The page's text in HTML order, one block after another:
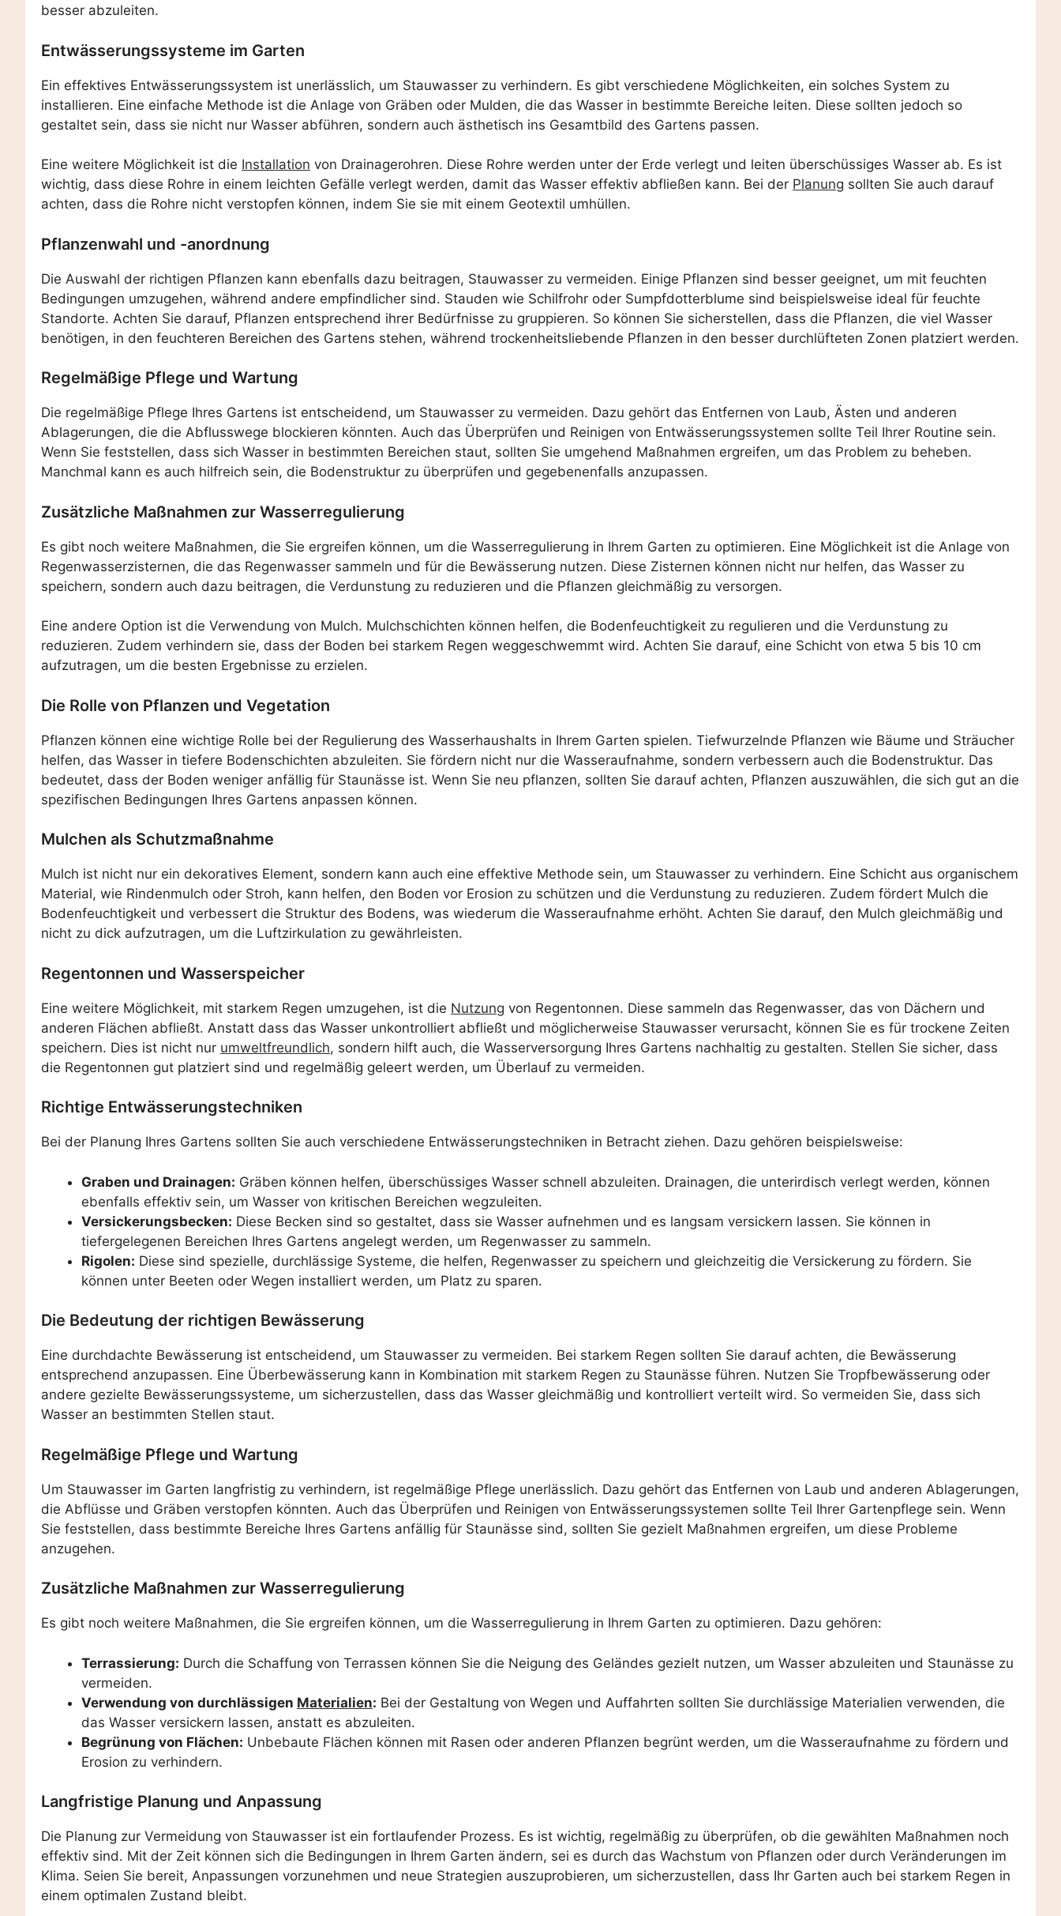
besser abzuleiten.
Entwässerungssysteme im Garten
Ein effektives Entwässerungssystem ist unerlässlich, um Stauwasser zu verhindern. Es gibt verschiedene Möglichkeiten, ein solches System zu
installieren. Eine einfache Methode ist die Anlage von Gräben oder Mulden, die das Wasser in bestimmte Bereiche leiten. Diese sollten jedoch so
gestaltet sein, dass sie nicht nur Wasser abführen, sondern auch ästhetisch ins Gesamtbild des Gartens passen.
Eine weitere Möglichkeit ist die Installation von Drainagerohren. Diese Rohre werden unter der Erde verlegt und leiten überschüssiges Wasser ab. Es ist
wichtig, dass diese Rohre in einem leichten Gefälle verlegt werden, damit das Wasser effektiv abfließen kann. Bei der Planung sollten Sie auch darauf
achten, dass die Rohre nicht verstopfen können, indem Sie sie mit einem Geotextil umhüllen.
Pflanzenwahl und -anordnung
Die Auswahl der richtigen Pflanzen kann ebenfalls dazu beitragen, Stauwasser zu vermeiden. Einige Pflanzen sind besser geeignet, um mit feuchten
Bedingungen umzugehen, während andere empfindlicher sind. Stauden wie Schilfrohr oder Sumpfdotterblume sind beispielsweise ideal für feuchte
Standorte. Achten Sie darauf, Pflanzen entsprechend ihrer Bedürfnisse zu gruppieren. So können Sie sicherstellen, dass die Pflanzen, die viel Wasser
benötigen, in den feuchteren Bereichen des Gartens stehen, während trockenheitsliebende Pflanzen in den besser durchlüfteten Zonen platziert werden.
Regelmäßige Pflege und Wartung
Die regelmäßige Pflege Ihres Gartens ist entscheidend, um Stauwasser zu vermeiden. Dazu gehört das Entfernen von Laub, Ästen und anderen
Ablagerungen, die die Abflusswege blockieren könnten. Auch das Überprüfen und Reinigen von Entwässerungssystemen sollte Teil Ihrer Routine sein.
Wenn Sie feststellen, dass sich Wasser in bestimmten Bereichen staut, sollten Sie umgehend Maßnahmen ergreifen, um das Problem zu beheben.
Manchmal kann es auch hilfreich sein, die Bodenstruktur zu überprüfen und gegebenenfalls anzupassen.
Zusätzliche Maßnahmen zur Wasserregulierung
Es gibt noch weitere Maßnahmen, die Sie ergreifen können, um die Wasserregulierung in Ihrem Garten zu optimieren. Eine Möglichkeit ist die Anlage von
Regenwasserzisternen, die das Regenwasser sammeln und für die Bewässerung nutzen. Diese Zisternen können nicht nur helfen, das Wasser zu
speichern, sondern auch dazu beitragen, die Verdunstung zu reduzieren und die Pflanzen gleichmäßig zu versorgen.
Eine andere Option ist die Verwendung von Mulch. Mulchschichten können helfen, die Bodenfeuchtigkeit zu regulieren und die Verdunstung zu
reduzieren. Zudem verhindern sie, dass der Boden bei starkem Regen weggeschwemmt wird. Achten Sie darauf, eine Schicht von etwa 5 bis 10 cm
aufzutragen, um die besten Ergebnisse zu erzielen.
Die Rolle von Pflanzen und Vegetation
Pflanzen können eine wichtige Rolle bei der Regulierung des Wasserhaushalts in Ihrem Garten spielen. Tiefwurzelnde Pflanzen wie Bäume und Sträucher
helfen, das Wasser in tiefere Bodenschichten abzuleiten. Sie fördern nicht nur die Wasseraufnahme, sondern verbessern auch die Bodenstruktur. Das
bedeutet, dass der Boden weniger anfällig für Staunässe ist. Wenn Sie neu pflanzen, sollten Sie darauf achten, Pflanzen auszuwählen, die sich gut an die
spezifischen Bedingungen Ihres Gartens anpassen können.
Mulchen als Schutzmaßnahme
Mulch ist nicht nur ein dekoratives Element, sondern kann auch eine effektive Methode sein, um Stauwasser zu verhindern. Eine Schicht aus organischem
Material, wie Rindenmulch oder Stroh, kann helfen, den Boden vor Erosion zu schützen und die Verdunstung zu reduzieren. Zudem fördert Mulch die
Bodenfeuchtigkeit und verbessert die Struktur des Bodens, was wiederum die Wasseraufnahme erhöht. Achten Sie darauf, den Mulch gleichmäßig und
nicht zu dick aufzutragen, um die Luftzirkulation zu gewährleisten.
Regentonnen und Wasserspeicher
Eine weitere Möglichkeit, mit starkem Regen umzugehen, ist die Nutzung von Regentonnen. Diese sammeln das Regenwasser, das von Dächern und
anderen Flächen abfließt. Anstatt dass das Wasser unkontrolliert abfließt und möglicherweise Stauwasser verursacht, können Sie es für trockene Zeiten
speichern. Dies ist nicht nur umweltfreundlich, sondern hilft auch, die Wasserversorgung Ihres Gartens nachhaltig zu gestalten. Stellen Sie sicher, dass
die Regentonnen gut platziert sind und regelmäßig geleert werden, um Überlauf zu vermeiden.
Richtige Entwässerungstechniken
Bei der Planung Ihres Gartens sollten Sie auch verschiedene Entwässerungstechniken in Betracht ziehen. Dazu gehören beispielsweise:
Graben und Drainagen: Gräben können helfen, überschüssiges Wasser schnell abzuleiten. Drainagen, die unterirdisch verlegt werden, können
ebenfalls effektiv sein, um Wasser von kritischen Bereichen wegzuleiten.
Versickerungsbecken: Diese Becken sind so gestaltet, dass sie Wasser aufnehmen und es langsam versickern lassen. Sie können in
tiefergelegenen Bereichen Ihres Gartens angelegt werden, um Regenwasser zu sammeln.
Rigolen: Diese sind spezielle, durchlässige Systeme, die helfen, Regenwasser zu speichern und gleichzeitig die Versickerung zu fördern. Sie
können unter Beeten oder Wegen installiert werden, um Platz zu sparen.
Die Bedeutung der richtigen Bewässerung
Eine durchdachte Bewässerung ist entscheidend, um Stauwasser zu vermeiden. Bei starkem Regen sollten Sie darauf achten, die Bewässerung
entsprechend anzupassen. Eine Überbewässerung kann in Kombination mit starkem Regen zu Staunässe führen. Nutzen Sie Tropfbewässerung oder
andere gezielte Bewässerungssysteme, um sicherzustellen, dass das Wasser gleichmäßig und kontrolliert verteilt wird. So vermeiden Sie, dass sich
Wasser an bestimmten Stellen staut.
Regelmäßige Pflege und Wartung
Um Stauwasser im Garten langfristig zu verhindern, ist regelmäßige Pflege unerlässlich. Dazu gehört das Entfernen von Laub und anderen Ablagerungen,
die Abflüsse und Gräben verstopfen könnten. Auch das Überprüfen und Reinigen von Entwässerungssystemen sollte Teil Ihrer Gartenpflege sein. Wenn
Sie feststellen, dass bestimmte Bereiche Ihres Gartens anfällig für Staunässe sind, sollten Sie gezielt Maßnahmen ergreifen, um diese Probleme
anzugehen.
Zusätzliche Maßnahmen zur Wasserregulierung
Es gibt noch weitere Maßnahmen, die Sie ergreifen können, um die Wasserregulierung in Ihrem Garten zu optimieren. Dazu gehören:
Terrassierung: Durch die Schaffung von Terrassen können Sie die Neigung des Geländes gezielt nutzen, um Wasser abzuleiten und Staunässe zu
vermeiden.
Verwendung von durchlässigen Materialien: Bei der Gestaltung von Wegen und Auffahrten sollten Sie durchlässige Materialien verwenden, die
das Wasser versickern lassen, anstatt es abzuleiten.
Begrünung von Flächen: Unbebaute Flächen können mit Rasen oder anderen Pflanzen begrünt werden, um die Wasseraufnahme zu fördern und
Erosion zu verhindern.
Langfristige Planung und Anpassung
Die Planung zur Vermeidung von Stauwasser ist ein fortlaufender Prozess. Es ist wichtig, regelmäßig zu überprüfen, ob die gewählten Maßnahmen noch
effektiv sind. Mit der Zeit können sich die Bedingungen in Ihrem Garten ändern, sei es durch das Wachstum von Pflanzen oder durch Veränderungen im
Klima. Seien Sie bereit, Anpassungen vorzunehmen und neue Strategien auszuprobieren, um sicherzustellen, dass Ihr Garten auch bei starkem Regen in
einem optimalen Zustand bleibt.